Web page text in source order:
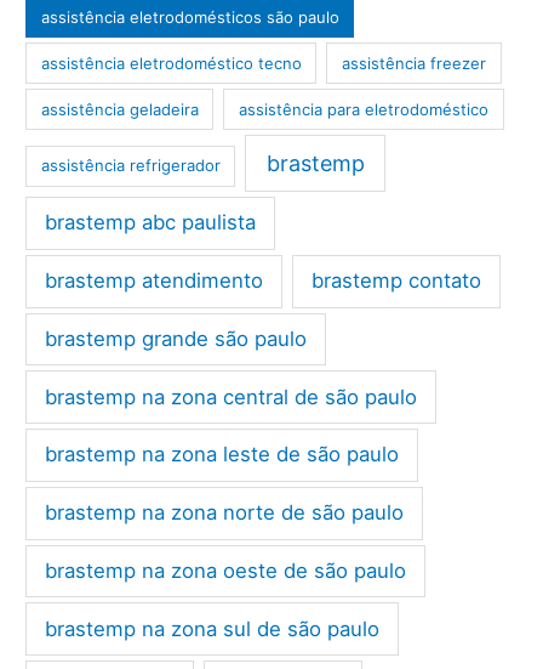
assistência eletrodomésticos são paulo
assistência eletrodoméstico tecno assistência freezer
assistência geladeira assistência para eletrodoméstico
assistência refrigerador brastemp
brastemp abc paulista
brastemp atendimento brastemp contato
brastemp grande são paulo
brastemp na zona central de são paulo
brastemp na zona leste de são paulo
brastemp na zona norte de são paulo
brastemp na zona oeste de são paulo
brastemp na zona sul de são paulo